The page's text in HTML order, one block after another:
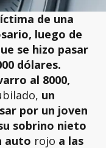
de una
luego de
se hizo pasar
dólares.
al 8000,
un
por un joven
sobrino nieto
auto rojo a las